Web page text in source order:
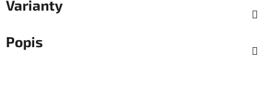
Varianty
Popis